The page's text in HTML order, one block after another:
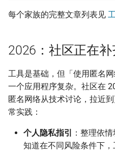
每个家族的完整文章列表见
2026：社区正在
工具是基础，但「使用匿名
一个应用程序复杂。社区在
匿名网络从技术讨论，拉近
常实践：
个人隐私指引
：整理依
知道在不同风险条件下，